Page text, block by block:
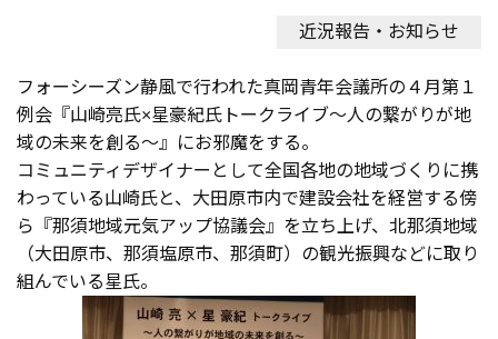
近況報告・お知らせ
フォーシーズン静風で行われた真岡青年会議所の４月第１
例会『山崎亮氏×星豪紀氏トークライブ～人の繋がりが地
域の未来を創る～』にお邪魔をする。
コミュニティデザイナーとして全国各地の地域づくりに携
わっている山崎氏と、大田原市内で建設会社を経営する傍
ら『那須地域元気アップ協議会』を立ち上げ、北那須地域
（大田原市、那須塩原市、那須町）の観光振興などに取り
組んでいる星氏。